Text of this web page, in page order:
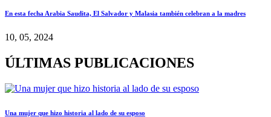
En esta fecha Arabia Saudita, El Salvador y Malasia también celebran a la madres
10, 05, 2024
ÚLTIMAS PUBLICACIONES
Una mujer que hizo historia al lado de su esposo